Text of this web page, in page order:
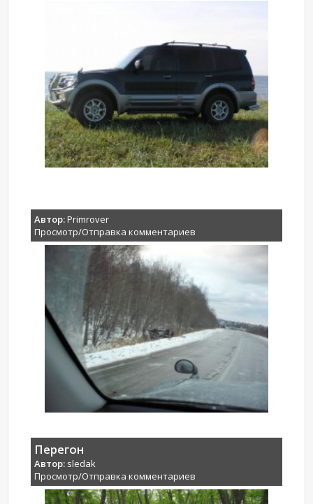
Автор:Primrover
Просмотр/Отправка комментариев
Перегон
Автор: sledak
Просмотр/Отправка комментариев